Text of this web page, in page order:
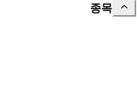
종목